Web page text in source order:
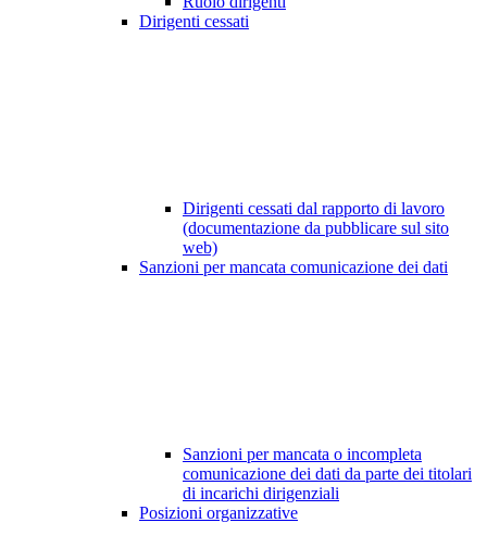
Dirigenti cessati
Dirigenti cessati dal rapporto di lavoro
(documentazione da pubblicare sul sito
web)
Sanzioni per mancata comunicazione dei dati
Sanzioni per mancata o incompleta
comunicazione dei dati da parte dei titolari
di incarichi dirigenziali
Posizioni organizzative